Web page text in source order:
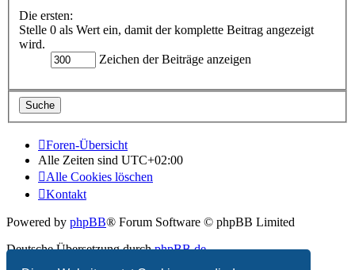
Die ersten:
Stelle 0 als Wert ein, damit der komplette Beitrag angezeigt
wird.
Zeichen der Beiträge anzeigen
Foren-Übersicht
Alle Zeiten sind UTC+02:00
Alle Cookies löschen
Kontakt
Powered by phpBB® Forum Software © phpBB Limited
Deutsche Übersetzung durchphpBB.de